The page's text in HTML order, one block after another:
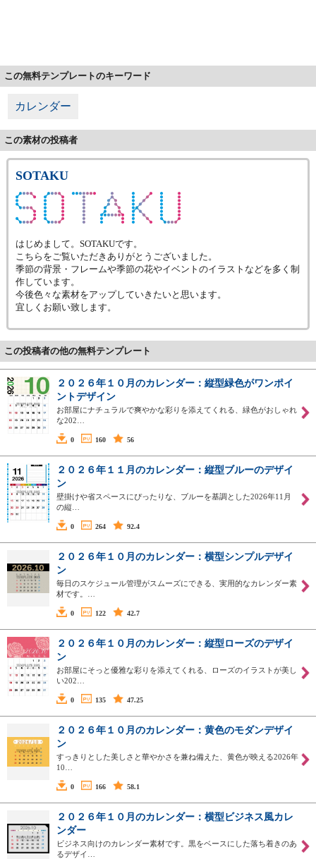
この無料テンプレートのキーワード
カレンダー
この素材の投稿者
SOTAKU
はじめまして。SOTAKUです。
こちらをご覧いただきありがとうございました。
季節の背景・フレームや季節の花やイベントのイラストなどを多く制
作しています。
今後色々な素材をアップしていきたいと思います。
宜しくお願い致します。
この投稿者の他の無料テンプレート
２０２６年１０月のカレンダー：縦型緑色がワンポイ
ントデザイン
お部屋にナチュラルで爽やかな彩りを添えてくれる、緑色がおしゃれ
な202…
0 160 56
２０２６年１１月のカレンダー：縦型ブルーのデザイ
ン
壁掛けや省スペースにぴったりな、ブルーを基調とした2026年11月
の縦…
0 264 92.4
２０２６年１０月のカレンダー：横型シンプルデザイ
ン
毎日のスケジュール管理がスムーズにできる、実用的なカレンダー素
材です。…
0 122 42.7
２０２６年１０月のカレンダー：縦型ローズのデザイ
ン
お部屋にそっと優雅な彩りを添えてくれる、ローズのイラストが美し
い202…
0 135 47.25
２０２６年１０月のカレンダー：黄色のモダンデザイ
ン
すっきりとした美しさと華やかさを兼ね備えた、黄色が映える2026年
10…
0 166 58.1
２０２６年１０月のカレンダー：横型ビジネス風カレ
ンダー
ビジネス向けのカレンダー素材です。黒をベースにした落ち着きのあ
るデザイ…